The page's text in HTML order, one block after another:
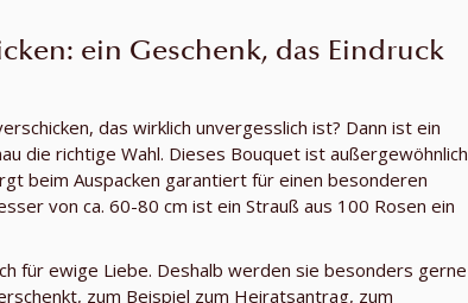
ein Geschenk, das Eindruck
das wirklich unvergesslich ist? Dann ist ein
die richtige Wahl. Dieses Bouquet ist außergewöhnlich
beim Auspacken garantiert für einen besonderen
von ca. 60-80 cm ist ein Strauß aus 100 Rosen ein
für ewige Liebe. Deshalb werden sie besonders gerne
zum Beispiel zum Heiratsantrag, zum